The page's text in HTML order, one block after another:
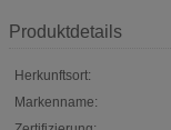
Produktdetails
Herkunftsort:
Markenname: